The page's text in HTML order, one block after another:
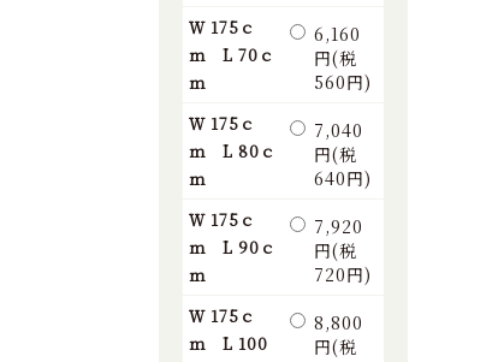
Ｗ 175ｃ
ｍ L 70ｃ
ｍ
6,160
円(税
560円)
Ｗ 175ｃ
ｍ L 80ｃ
ｍ
7,040
円(税
640円)
Ｗ 175ｃ
ｍ L 90ｃ
ｍ
7,920
円(税
720円)
Ｗ 175ｃ
ｍ L 100
8,800
円(税